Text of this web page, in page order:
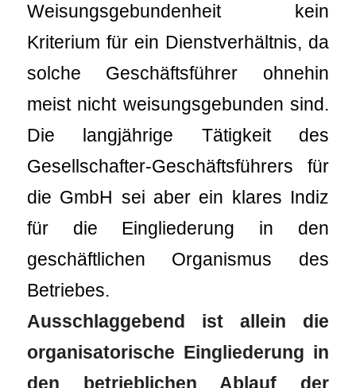
Weisungsgebundenheit kein
Kriterium für ein Dienstverhältnis, da
solche Geschäftsführer ohnehin
meist nicht weisungsgebunden sind.
Die langjährige Tätigkeit des
Gesellschafter-Geschäftsführers für
die GmbH sei aber ein klares Indiz
für die Eingliederung in den
geschäftlichen Organismus des
Betriebes.
Ausschlaggebend ist allein die
organisatorische Eingliederung in
den betrieblichen Ablauf der